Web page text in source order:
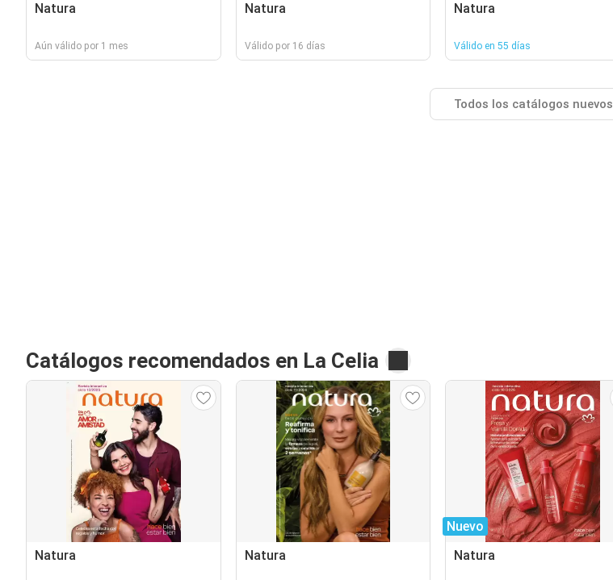
Natura
Aún válido por 1 mes
Natura
Válido por 16 días
Natura
Válido en 55 días
Todos los catálogos nuevos
Catálogos recomendados en La Celia
Natura Natura
Nuevo
Natura